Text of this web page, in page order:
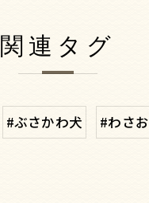
関連タグ
#ぶさかわ犬 #わさお